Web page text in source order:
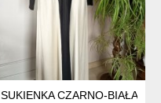
SUKIENKA CZARNO-BIAŁA